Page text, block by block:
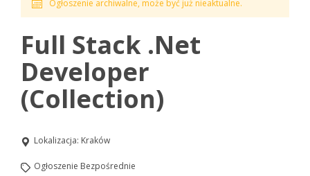
Ogłoszenie archiwalne, może być już nieaktualne.
Full Stack .Net
Developer
(Collection)
Lokalizacja: Kraków
Ogłoszenie Bezpośrednie